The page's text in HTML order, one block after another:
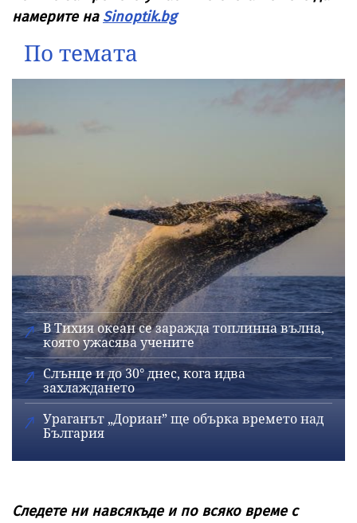
намерите на Sinoptik.bg
По темата
В Тихия океан се заражда топлинна вълна,
която ужасява учените
Слънце и до 30° днес, кога идва
захлаждането
Ураганът „Дориан” ще обърка времето над
България
Следете ни навсякъде и по всяко време с